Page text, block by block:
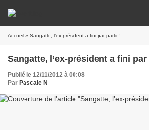
Accueil » Sangatte, l’ex-président a fini par partir !
Sangatte, l’ex-président a fini
Publié le 12/11/2012 à 00:08
Par Pascale N